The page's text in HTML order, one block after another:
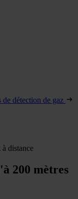
de détection de gaz
distance
200 mètres